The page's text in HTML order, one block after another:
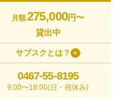
月額275,000円〜
貸出中
サブスクとは？
0467-55-8195
9:00〜18:00(日・祝休み)